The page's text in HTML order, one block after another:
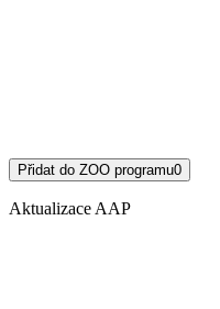
Přidat do ZOO programu0
Aktualizace AAP